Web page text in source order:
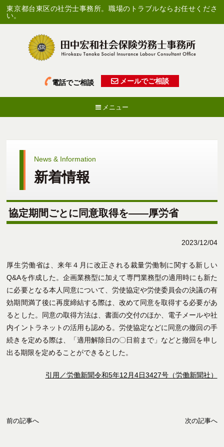
東京都台東区の社労士事務所。職場のトラブルならお任せくださ
い。
電話でご相談 メールでご相談
メニュー
News & Information
新着情報
協定期間ごとに同意取得を――厚労省
2023/12/04
厚生労働省は、来年４月に改正される裁量労働制に関する新しい
Q&Aを作成した。企画業務型に加えて専門業務型の適用時にも新た
に必要となる本人同意について、労使協定や労使委員会の決議の有
効期間満了後に再度締結する際は、改めて同意を取得する必要があ
るとした。同意の取得方法は、書面の交付のほか、電子メールや社
内イントラネットの活用も認める。労使協定などに同意の撤回の手
続きを定める際は、「適用解除日の〇日前まで」などと撤回を申し
出る期限を定めることができるとした。
引用／労働新聞令和5年12月4日3427号（労働新聞社）
前の記事へ 次の記事へ